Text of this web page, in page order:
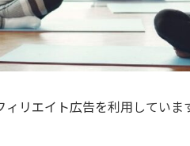
ィリエイト広告を利用していま